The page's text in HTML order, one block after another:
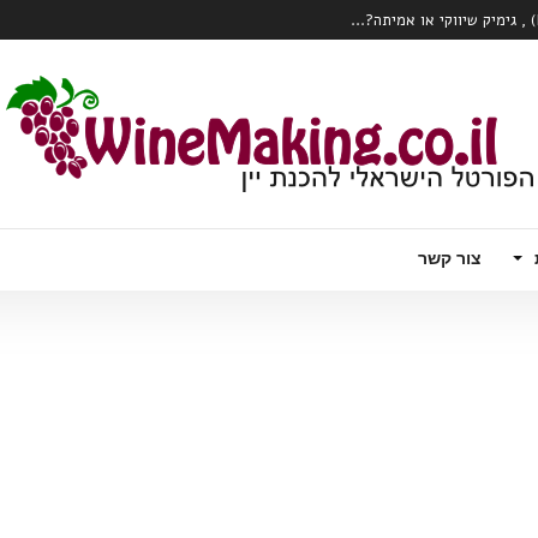
צרכני יין?...
צור קשר